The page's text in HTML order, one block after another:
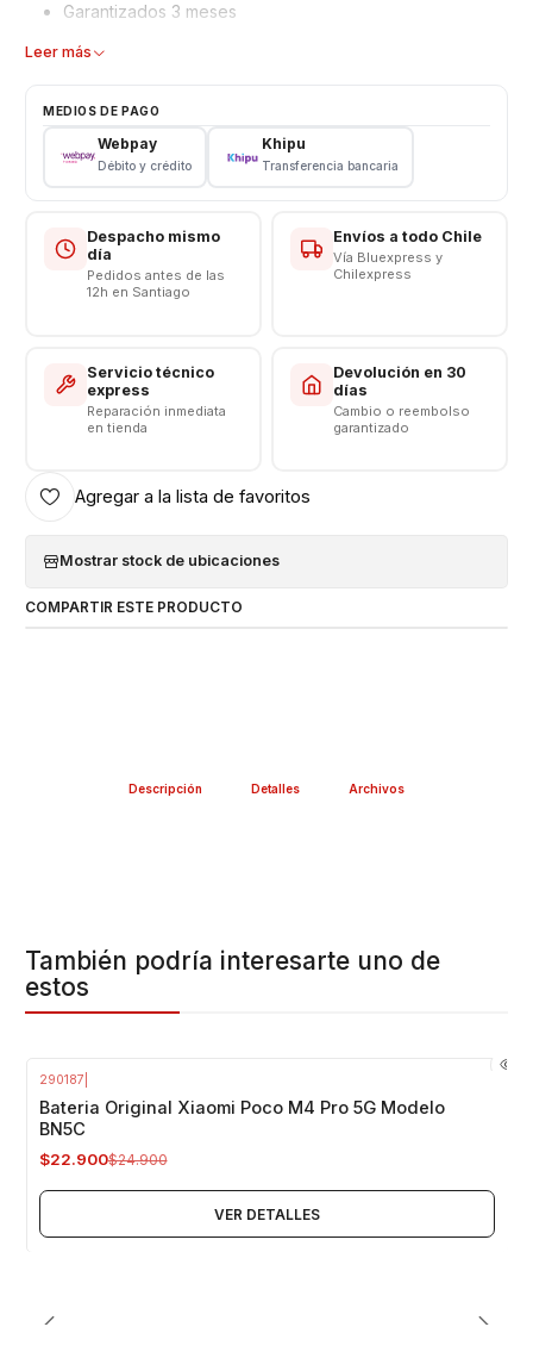
Garantizados 3 meses
Características
Capacidad: 5000 mAh
CONSULTE POR INSTALACIÓN EN TIENDA
Respaldo VENTAS ELECTRONICAS
Leer más
MEDIOS DE PAGO
Webpay
Débito y crédito
Khipu
Transferencia bancaria
Despacho mismo
día
Pedidos antes de las
12h en Santiago
Envíos a todo Chile
Vía Bluexpress y
Chilexpress
Servicio técnico
express
Reparación inmediata
en tienda
Devolución en 30
días
Cambio o reembolso
garantizado
Agregar a la lista de favoritos
Mostrar stock de ubicaciones
COMPARTIR ESTE PRODUCTO
Descripción Detalles Archivos
También podría interesarte uno de
estos
290187
Bateria Original Xiaomi Poco M4 Pro 5G Modelo
BN5C
$22.900$24.900
VER DETALLES